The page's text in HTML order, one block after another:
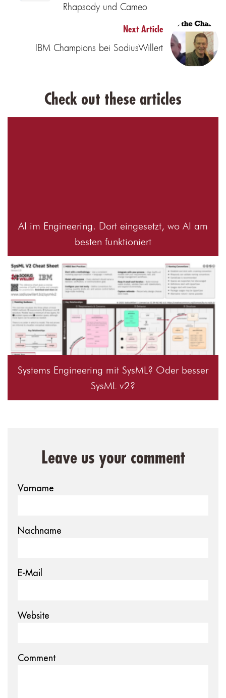
Rhapsody und Cameo
Next Article
IBM Champions bei SodiusWillert
Check out these articles
AI im Engineering. Dort eingesetzt, wo AI am
besten funktioniert
Systems Engineering mit SysML? Oder besser
SysML v2?
Leave us your comment
Vorname
Nachname
E-Mail
Website
Comment